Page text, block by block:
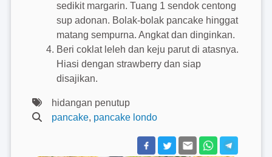
sedikit margarin. Tuang 1 sendok centong
sup adonan. Bolak-bolak pancake hinggat
matang sempurna. Angkat dan dinginkan.
Beri coklat leleh dan keju parut di atasnya.
Hiasi dengan strawberry dan siap
disajikan.
hidangan penutup
pancake, pancake londo